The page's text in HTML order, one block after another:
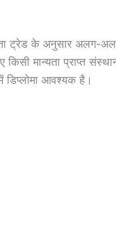
ट्रेड के अनुसार अलग-
मान्यता प्राप्त
डिप्लोमा आवश्यक है।